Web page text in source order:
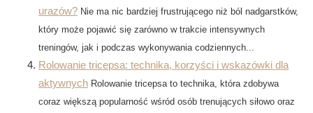
urazów? Nie ma nic bardziej frustrującego niż ból nadgarstków,
który może pojawić się zarówno w trakcie intensywnych
treningów, jak i podczas wykonywania codziennych...
Rolowanie tricepsa: technika, korzyści i wskazówki dla
aktywnych Rolowanie tricepsa to technika, która zdobywa
coraz większą popularność wśród osób trenujących siłowo oraz